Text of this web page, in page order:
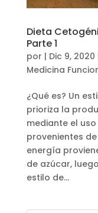
Dieta
Parte 1
por | Dic 9, 2020
Medicina
¿Qué es? Un
prioriza la
mediante el
provenientes
energía
de azúcar,
estilo de...